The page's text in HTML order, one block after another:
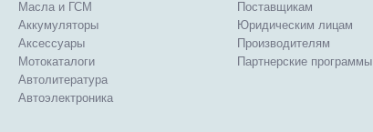
Масла и ГСМ
Аккумуляторы
Аксессуары
Мотокаталоги
Автолитература
Автоэлектроника
Поставщикам
Юридическим лицам
Производителям
Партнерские программы